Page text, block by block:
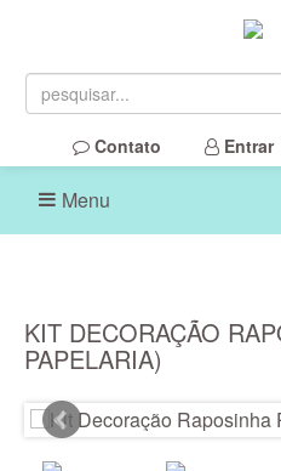
Contato Entrar
Menu
KIT DECORAÇÃO
PAPELARIA)